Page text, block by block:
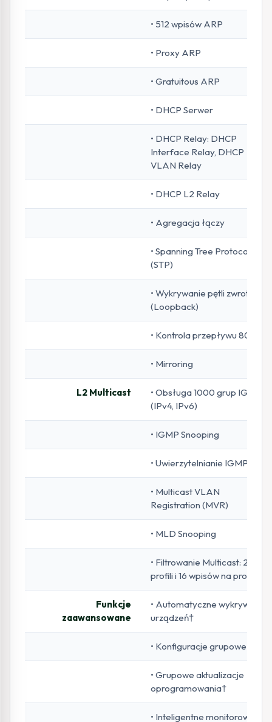
• 512 wpisów ARP
• Proxy ARP
• Gratuitous ARP
• DHCP Serwer
• DHCP Relay: DHCP
Interface Relay, DHCP
VLAN Relay
• DHCP L2 Relay
• Agregacja łączy
• Spanning Tree Protocol
(STP)
• Wykrywanie pętli zwrotnych
(Loopback)
• Kontrola przepływu 802.3x
• Mirroring
L2 Multicast
• Obsługa 1000 grup IGMP
(IPv4, IPv6)
• IGMP Snooping
• Uwierzytelnianie IGMP
• Multicast VLAN
Registration (MVR)
• MLD Snooping
• Filtrowanie Multicast: 256
profili i 16 wpisów na profil
Funkcje
zaawansowane
• Automatyczne wykrywanie
urządzeń†
• Konfiguracje grupowe†
• Grupowe aktualizacje
oprogramowania†
• Inteligentne monitorowanie